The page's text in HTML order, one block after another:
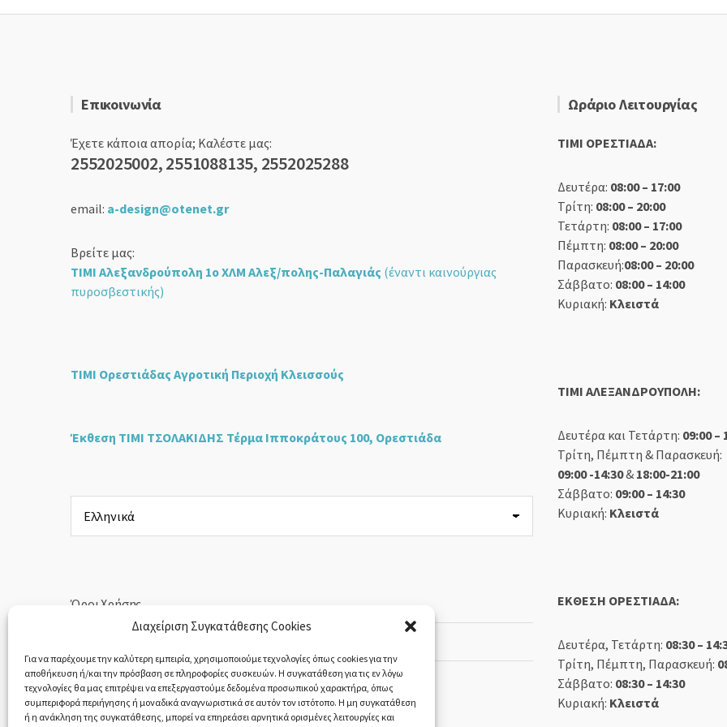
Διαχείριση Συγκατάθεσης Cookies
Για να παρέχουμε την καλύτερη εμπειρία, χρησιμοποιούμε τεχνολογίες όπως cookies για την
αποθήκευση ή/και την πρόσβαση σε πληροφορίες συσκευών. Η συγκατάθεση για τις εν λόγω
τεχνολογίες θα μας επιτρέψει να επεξεργαστούμε δεδομένα προσωπικού χαρακτήρα, όπως
συμπεριφορά περιήγησης ή μοναδικά αναγνωριστικά σε αυτόν τον ιστότοπο. Η μη συγκατάθεση
ή η ανάκληση της συγκατάθεσης, μπορεί να επηρεάσει αρνητικά ορισμένες λειτουργίες και
Επικοινωνία
Έχετε κάποια απορία; Καλέστε μας:
2552025002, 2551088135, 2552025288
email: a-design@otenet.gr
Βρείτε μας:
ΤΙΜΙ Αλεξανδρούπολη 1ο ΧΛΜ Αλεξ/πολης-Παλαγιάς (έναντι καινούργιας
πυροσβεστικής)
ΤΙΜΙ Ορεστιάδας Αγροτική Περιοχή Κλεισσούς
Έκθεση ΤΙΜΙ ΤΣΟΛΑΚΙΔΗΣ Τέρμα Ιπποκράτους 100, Ορεστιάδα
μια
γλώσσα
Όροι Χρήσης
Υπαναχώρηση & Επιστροφές Προϊόντων
Ωράριο Λειτουργίας
TIMI ΟΡΕΣΤΙΑΔΑ:
Δευτέρα: 08:00 – 17:00
Τρίτη: 08:00 – 20:00
Τετάρτη: 08:00 – 17:00
Πέμπτη: 08:00 – 20:00
Παρασκευή:08:00 – 20:00
Σάββατο: 08:00 – 14:00
Κυριακή: Κλειστά
TIMI ΑΛΕΞΑΝΔΡΟΥΠΟΛΗ:
Δευτέρα και Τετάρτη: 09:00 –
Τρίτη, Πέμπτη & Παρασκευή:
09:00 -14:30& 18:00-21:00
Σάββατο: 09:00 – 14:30
Κυριακή: Κλειστά
ΕΚΘΕΣΗ ΟΡΕΣΤΙΑΔΑ:
Δευτέρα, Τετάρτη: 08:30 –
Τρίτη, Πέμπτη, Παρασκευή:
Σάββατο: 08:30 – 14:30
Κυριακή: Κλειστά